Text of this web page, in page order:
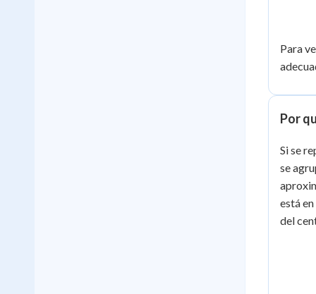
Para
Por
Si se
se
está
del